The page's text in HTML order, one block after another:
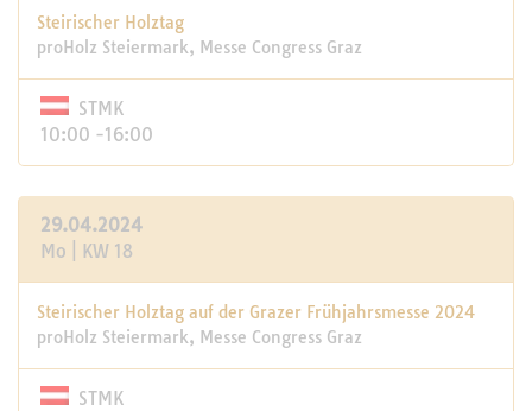
Steirischer Holztag
proHolz Steiermark, Messe Congress Graz
STMK
10:00 -16:00
29.04.2024
Mo | KW 18
Steirischer Holztag auf der Grazer Frühjahrsmesse 2024
proHolz Steiermark, Messe Congress Graz
STMK